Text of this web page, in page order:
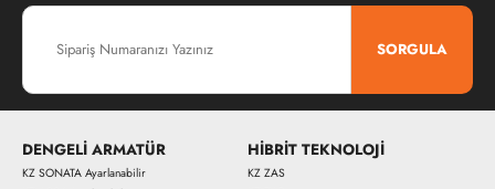
SORGULA
DENGELİ ARMATÜR
KZ SONATA Ayarlanabilir
HİBRİT TEKNOLOJİ
KZ ZAS